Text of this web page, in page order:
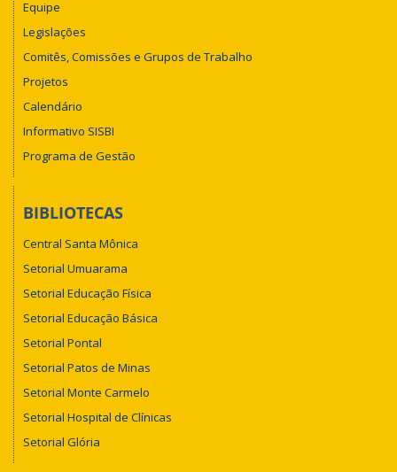
Equipe
Legislações
Comitês, Comissões e Grupos de Trabalho
Projetos
Calendário
Informativo SISBI
Programa de Gestão
BIBLIOTECAS
Central Santa Mônica
Setorial Umuarama
Setorial Educação Física
Setorial Educação Básica
Setorial Pontal
Setorial Patos de Minas
Setorial Monte Carmelo
Setorial Hospital de Clínicas
Setorial Glória